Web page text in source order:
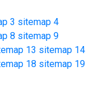
3 sitemap 4
8 sitemap 9
13 sitemap 14
18 sitemap 19